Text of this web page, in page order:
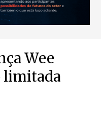
Wee
limitada